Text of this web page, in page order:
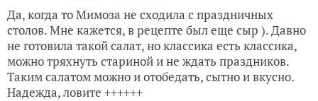
Да, когда то Мимоза не сходила с праздничных
столов. Мне кажется, в рецепте был еще сыр ). Давно
не готовила такой салат, но классика есть классика,
можно тряхнуть стариной и не ждать праздников.
Таким салатом можно и отобедать, сытно и вкусно.
Надежда, ловите ++++++